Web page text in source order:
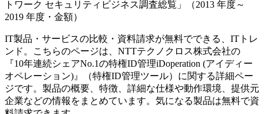
トワーク セキュリティビジネス調査総覧」（2013 年度～
2019 年度・金額）
IT製品・サービスの比較・資料請求が無料でできる、ITトレ
ンド。こちらのページは、 NTTテクノクロス株式会社の
『10年連続シェアNo.1の特権ID管理iDoperation (アイディー
オペレーション) 』（特権ID管理ツール）に関する詳細ペー
ジです。製品の概要、特徴、詳細な仕様や動作環境、提供元
企業などの情報をまとめています。気になる製品は無料で資